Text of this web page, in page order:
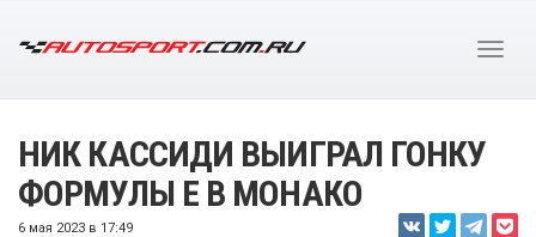
НИК КАССИДИ ВЫИГРАЛ ГОНКУ
ФОРМУЛЫ Е В МОНАКО
6 мая 2023 в 17:49